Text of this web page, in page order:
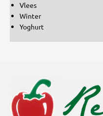
Vlees
Winter
Yoghurt